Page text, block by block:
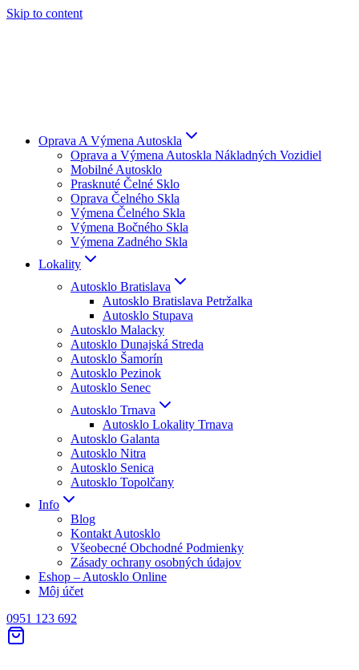
Skip to content
Oprava A Výmena Autoskla
Oprava a Výmena Autoskla Nákladných Vozidiel
Mobilné Autosklo
Prasknuté Čelné Sklo
Oprava Čelného Skla
Výmena Čelného Skla
Výmena Bočného Skla
Výmena Zadného Skla
Lokality
Autosklo Bratislava
Autosklo Bratislava Petržalka
Autosklo Stupava
Autosklo Malacky
Autosklo Dunajská Streda
Autosklo Šamorín
Autosklo Pezinok
Autosklo Senec
Autosklo Trnava
Autosklo Lokality Trnava
Autosklo Galanta
Autosklo Nitra
Autosklo Senica
Autosklo Topolčany
Info
Blog
Kontakt Autosklo
Všeobecné Obchodné Podmienky
Zásady ochrany osobných údajov
Eshop – Autosklo Online
Môj účet
0951 123 692